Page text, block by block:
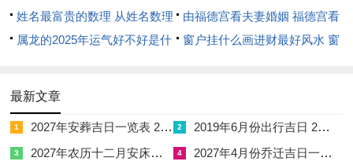
阳历2026年4月5日，农历二月十八，干支辛酉，此日天德合星
临门，天德合者与天德相呼应之吉神，化解诸般隐忧，尤宜于多
代同堂之家庭入宅，能有效调与长辈与晚辈间之气场，减少因火
间有条线沟好不好
从哪里看
姓名最富贵的数理 从姓名数理
看富豪
由福德宫看夫妻婚姻 福德宫看
配偶生肖
属龙的2025年运气好不好是什
2025年属龙人的全年运势
窗户挂什么画进财最好风水 窗
最新文章
1 2027年安葬吉日一览表 2027年12月安葬吉日一览表 2 2019年6月份出行吉日 2027年6月出行吉日一览表
3 2027年农历十二月安床吉日 2027年正月安床吉日吉时查询 4 2027年4月份乔迁吉日一览表 2027年4月乔迁吉日吉时查询